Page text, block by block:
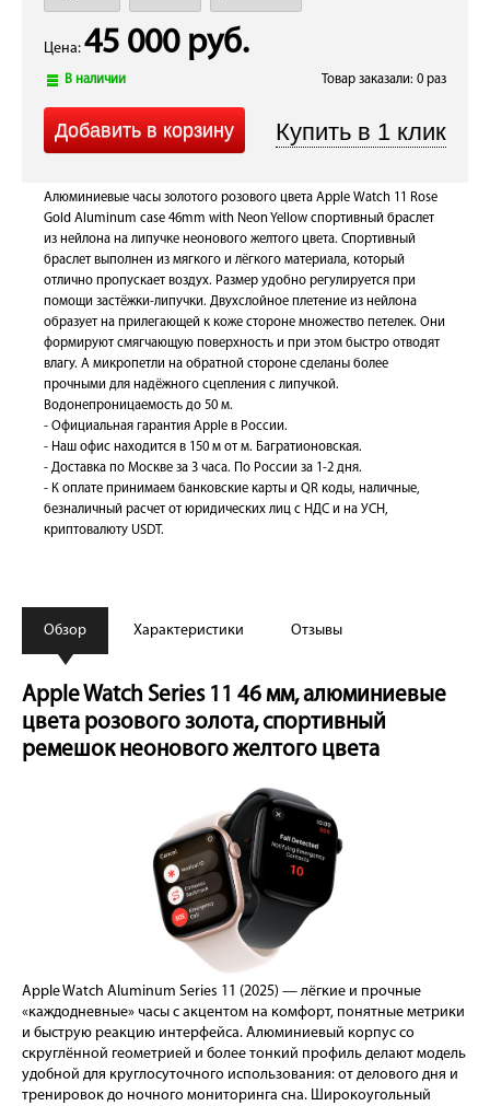
Цена: 45 000 руб.
В наличии Товар заказали: 0 раз
Алюминиевые часы золотого розового цвета Apple Watch 11 Rose
Gold Aluminum case 46mm with Neon Yellow спортивный браслет
из нейлона на липучке неонового желтого цвета. Спортивный
браслет выполнен из мягкого и лёгкого материала, который
отлично пропускает воздух. Размер удобно регулируется при
помощи застёжки-липучки. Двухслойное плетение из нейлона
образует на прилегающей к коже стороне множество петелек. Они
формируют смягчающую поверхность и при этом быстро отводят
влагу. А микропетли на обратной стороне сделаны более
прочными для надёжного сцепления с липучкой.
Водонепроницаемость до 50 м.
- Официальная гарантия Apple в России.
- Наш офис находится в 150 м от м. Багратионовская.
- Доставка по Москве за 3 часа. По России за 1-2 дня.
- К оплате принимаем банковские карты и QR коды, наличные,
безналичный расчет от юридических лиц с НДС и на УСН,
криптовалюту USDT.
Обзор Характеристики Отзывы
Apple Watch Series 11 46 мм, алюминиевые
цвета розового золота, спортивный
ремешок неонового желтого цвета
Apple Watch Aluminum Series 11 (2025) — лёгкие и прочные
«каждодневные» часы с акцентом на комфорт, понятные метрики
и быструю реакцию интерфейса. Алюминиевый корпус со
скруглённой геометрией и более тонкий профиль делают модель
удобной для круглосуточного использования: от делового дня и
тренировок до ночного мониторинга сна. Широкоугольный